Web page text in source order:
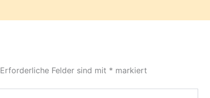
Erforderliche Felder sind mit * markiert